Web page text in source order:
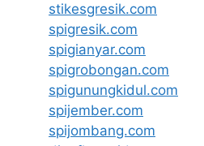
stikesgresik.com
spigresik.com
spigianyar.com
spigrobongan.com
spigunungkidul.com
spijember.com
spijombang.com